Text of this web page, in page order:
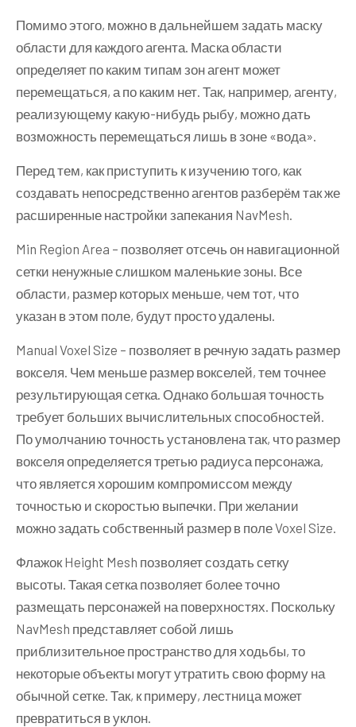
Помимо этого, можно в дальнейшем задать маску
области для каждого агента. Маска области
определяет по каким типам зон агент может
перемещаться, а по каким нет. Так, например, агенту,
реализующему какую-нибудь рыбу, можно дать
возможность перемещаться лишь в зоне «вода».
Перед тем, как приступить к изучению того, как
создавать непосредственно агентов разберём так же
расширенные настройки запекания NavMesh.
Min Region Area – позволяет отсечь он навигационной
сетки ненужные слишком маленькие зоны. Все
области, размер которых меньше, чем тот, что
указан в этом поле, будут просто удалены.
Manual Voxel Size – позволяет в речную задать размер
вокселя. Чем меньше размер вокселей, тем точнее
результирующая сетка. Однако большая точность
требует больших вычислительных способностей.
По умолчанию точность установлена так, что размер
вокселя определяется третью радиуса персонажа,
что является хорошим компромиссом между
точностью и скоростью выпечки. При желании
можно задать собственный размер в поле Voxel Size.
Флажок Height Mesh позволяет создать сетку
высоты. Такая сетка позволяет более точно
размещать персонажей на поверхностях. Поскольку
NavMesh представляет собой лишь
приблизительное пространство для ходьбы, то
некоторые объекты могут утратить свою форму на
обычной сетке. Так, к примеру, лестница может
превратиться в уклон.